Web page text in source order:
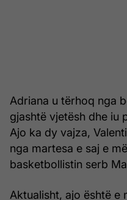
Adriana u tërhoq nga
gjashtë vjetësh dhe iu
Ajo ka dy vajza,
nga martesa e saj e
basketbollistin serb
Aktualisht, ajo është e